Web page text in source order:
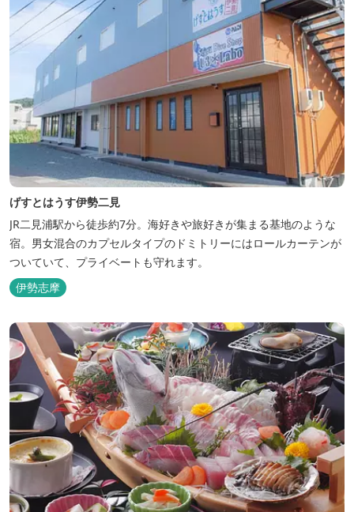
げすとはうす伊勢二見
JR二見浦駅から徒歩約7分。海好きや旅好きが集まる基地のような
宿。男女混合のカプセルタイプのドミトリーにはロールカーテンが
ついていて、プライベートも守れます。
伊勢志摩